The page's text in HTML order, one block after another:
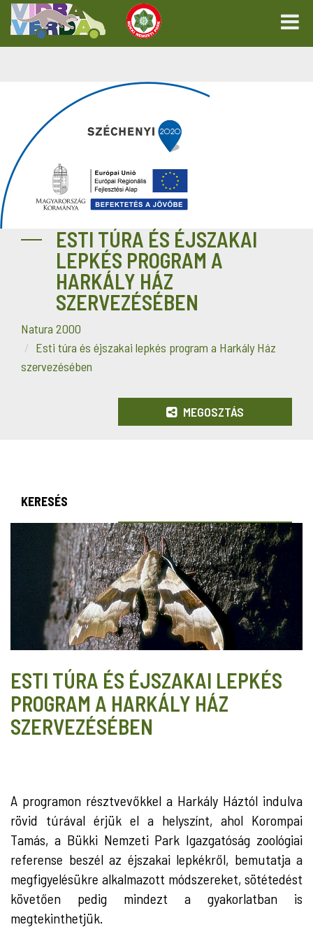
ESTI TÚRA ÉS ÉJSZAKAI
LEPKÉS PROGRAM A
HARKÁLY HÁZ
SZERVEZÉSÉBEN
Natura 2000
Esti túra és éjszakai lepkés program a Harkály Ház
szervezésében
MEGOSZTÁS
KERESÉS
ESTI TÚRA ÉS ÉJSZAKAI LEPKÉS
PROGRAM A HARKÁLY HÁZ
SZERVEZÉSÉBEN
A programon résztvevőkkel a Harkály Háztól indulva
rövid túrával érjük el a helyszínt, ahol Korompai
Tamás, a Bükki Nemzeti Park Igazgatóság zoológiai
referense beszél az éjszakai lepkékről, bemutatja a
megfigyelésükre alkalmazott módszereket, sötétedést
követően pedig mindezt a gyakorlatban is
megtekinthetjük.